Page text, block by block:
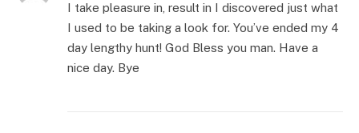
I take pleasure in, result in I discovered just what
I used to be taking a look for. You’ve ended my 4
day lengthy hunt! God Bless you man. Have a
nice day. Bye